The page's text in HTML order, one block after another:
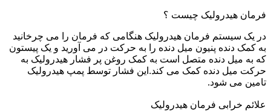
فرمان هیدرولیک چیست ؟
در یک سیستم فرمان هیدرولیک هنگامی که فرمان را می چرخانید
به کمک دنده پنیون میل دنده را به حرکت در می آورید و یک پیستون
که به میل دنده متصل است به کمک روغن پر فشار هیدرولیک به
حرکت میل دنده کمک می کند.این فشار توسط پمپ هیدرولیک
تامین می شود.
علائم خرابی فرمان هیدرولیک